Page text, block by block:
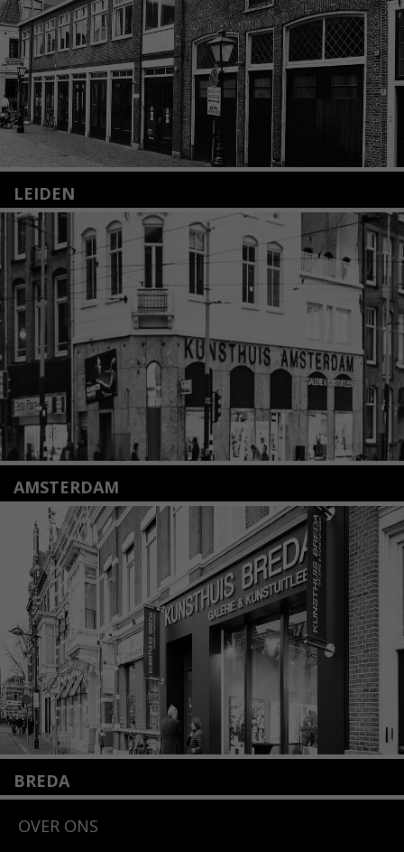
LEIDEN
Nieuwstraat 35
2312 KA Leiden
+31(0)71 – 52 84 480
info@kunsthuisleiden.nl
Lees meer
AMSTERDAM
Amstelveenseweg 135
1075 VX Amsterdam
+31 (0)20 2332546
info@kunsthuisamsterdam.nl
Lees meer
BREDA
4818 SB Breda
OVER ONS